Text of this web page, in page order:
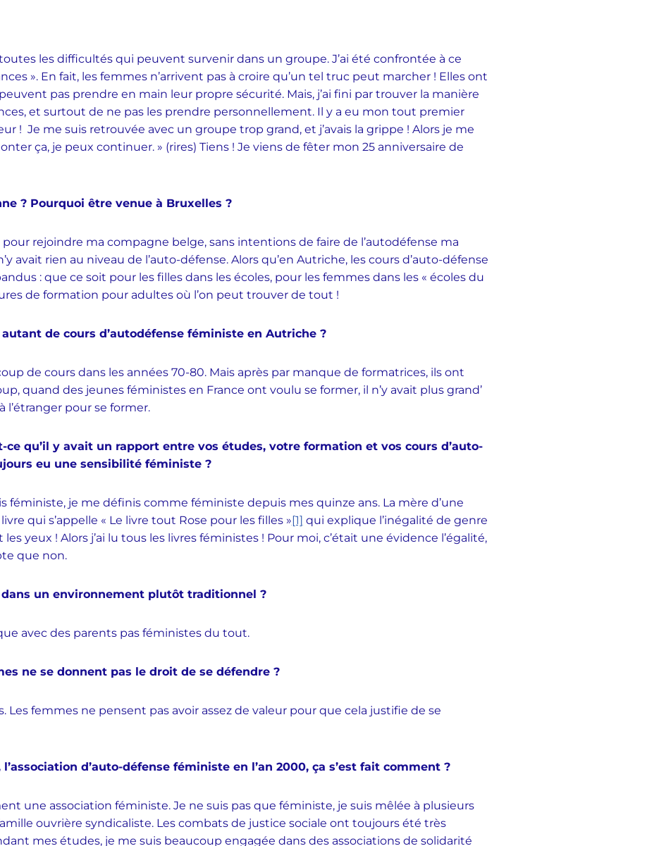
les difficultés qui peuvent survenir dans un groupe. J’ai été confrontée à ce
». En fait, les femmes n’arrivent pas à croire qu’un tel truc peut marcher ! Elles ont
pas prendre en main leur propre sécurité. Mais, j’ai fini par trouver la manière
et surtout de ne pas les prendre personnellement. Il y a eu mon tout premier
! Je me suis retrouvée avec un groupe trop grand, et j’avais la grippe ! Alors je me
ça, je peux continuer. » (rires) Tiens ! Je viens de fêter mon 25 anniversaire de
? Pourquoi être venue à Bruxelles ?
pour rejoindre ma compagne belge, sans intentions de faire de l’autodéfense ma
avait rien au niveau de l’auto-défense. Alors qu’en Autriche, les cours d’auto-défense
: que ce soit pour les filles dans les écoles, pour les femmes dans les « écoles du
de formation pour adultes où l’on peut trouver de tout !
autant de cours d’autodéfense féministe en Autriche ?
de cours dans les années 70-80. Mais après par manque de formatrices, ils ont
quand des jeunes féministes en France ont voulu se former, il n’y avait plus grand’
l’étranger pour se former.
ce qu’il y avait un rapport entre vos études, votre formation et vos cours d’auto-
eu une sensibilité féministe ?
féministe, je me définis comme féministe depuis mes quinze ans. La mère d’une
qui s’appelle « Le livre tout Rose pour les filles »[1] qui explique l’inégalité de genre
les yeux ! Alors j’ai lu tous les livres féministes ! Pour moi, c’était une évidence l’égalité,
que non.
dans un environnement plutôt traditionnel ?
avec des parents pas féministes du tout.
ne se donnent pas le droit de se défendre ?
Les femmes ne pensent pas avoir assez de valeur pour que cela justifie de se
l’association d’auto-défense féministe en l’an 2000, ça s’est fait comment ?
une association féministe. Je ne suis pas que féministe, je suis mêlée à plusieurs
ouvrière syndicaliste. Les combats de justice sociale ont toujours été très
mes études, je me suis beaucoup engagée dans des associations de solidarité